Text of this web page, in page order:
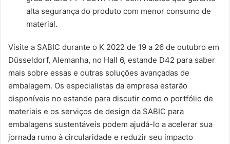
alta segurança do produto com menor consumo de
material.
Visite a SABIC durante o K 2022 de 19 a 26 de outubro em
Düsseldorf, Alemanha, no Hall 6, estande D42 para saber
mais sobre essas e outras soluções avançadas de
embalagem. Os especialistas da empresa estarão
disponíveis no estande para discutir como o portfólio de
materiais e os serviços de design da SABIC para
embalagens sustentáveis ​​podem ajudá-lo a acelerar sua
jornada rumo à circularidade e reduzir seu impacto